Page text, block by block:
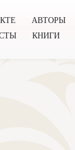
АВТОРЫ
КНИГИ